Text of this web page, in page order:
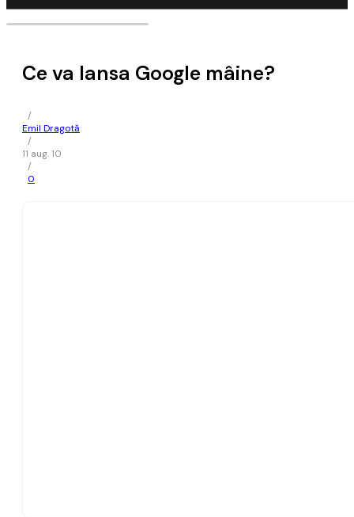
Ce va lansa Google mâine?
/
Emil Dragotă
/
11 aug. 10
/
0